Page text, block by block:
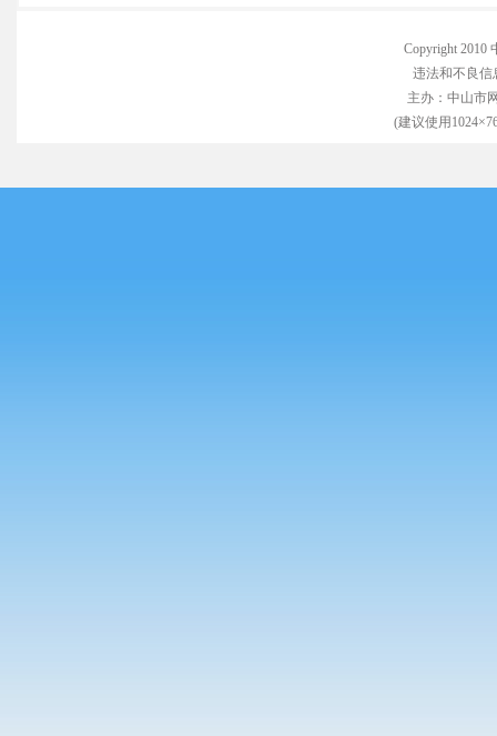
Copyright 2010
违法和不良信
主办：中山市
(建议使用